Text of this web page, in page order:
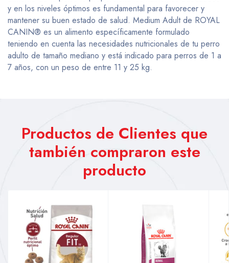
y en los niveles óptimos es fundamental para favorecer y
mantener su buen estado de salud. Medium Adult de ROYAL
CANIN® es un alimento específicamente formulado
teniendo en cuenta las necesidades nutricionales de tu perro
adulto de tamaño mediano y está indicado para perros de 1 a
7 años, con un peso de entre 11 y 25 kg.
Productos de Clientes que
también compraron este
producto